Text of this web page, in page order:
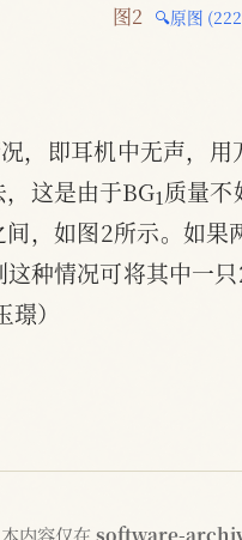
图2 🔍原图
，即耳机中无声，
这是由于BG
1
质量
，如图2所示。如果
种情况可将其中一
）
本内容仅在 software-